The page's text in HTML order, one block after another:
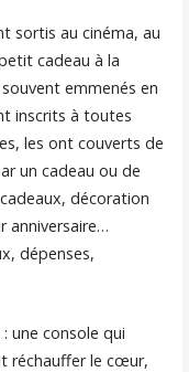
sortis au cinéma, au
cadeau à la
emmenés en
inscrits à toutes
les ont couverts de
un cadeau ou de
décoration
anniversaire…
dépenses,
une console qui
réchauffer le cœur,